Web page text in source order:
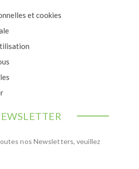
et cookies
nos Newsletters, veuillez